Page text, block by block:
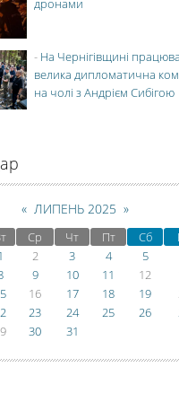
дронами
- На Чернігівщині
велика дипломатична
на чолі з Андрієм Сибігою
« ЛИПЕНЬ 2025 »
Ср Чт Пт Сб
2 3 4 5
9 10 11 12
16 17 18 19
23 24 25 26
30 31